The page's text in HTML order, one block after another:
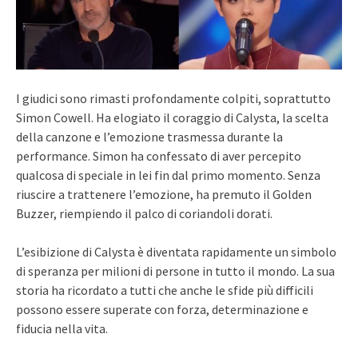
I giudici sono rimasti profondamente colpiti, soprattutto
Simon Cowell. Ha elogiato il coraggio di Calysta, la scelta
della canzone e l’emozione trasmessa durante la
performance. Simon ha confessato di aver percepito
qualcosa di speciale in lei fin dal primo momento. Senza
riuscire a trattenere l’emozione, ha premuto il Golden
Buzzer, riempiendo il palco di coriandoli dorati.
L’esibizione di Calysta è diventata rapidamente un simbolo
di speranza per milioni di persone in tutto il mondo. La sua
storia ha ricordato a tutti che anche le sfide più difficili
possono essere superate con forza, determinazione e
fiducia nella vita.